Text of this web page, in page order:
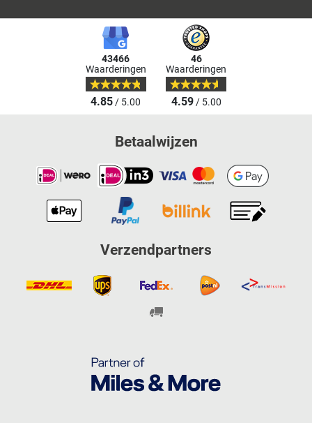
43466
Waarderingen
4.85/ 5.00
46
Waarderingen
4.59/ 5.00
Betaalwijzen
Verzendpartners